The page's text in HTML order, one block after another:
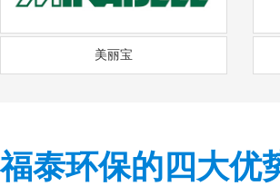
美丽宝
福泰环保的四大优